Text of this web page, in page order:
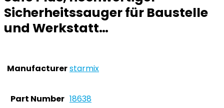
Sicherheitssauger für Baustelle
und Werkstatt…
Manufacturer‎starmix
Part Number ‎18638